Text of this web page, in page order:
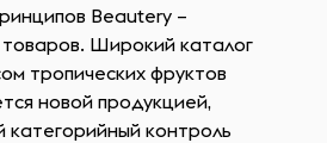
Beautery –
Широкий каталог
тропических фруктов
новой продукцией,
контроль